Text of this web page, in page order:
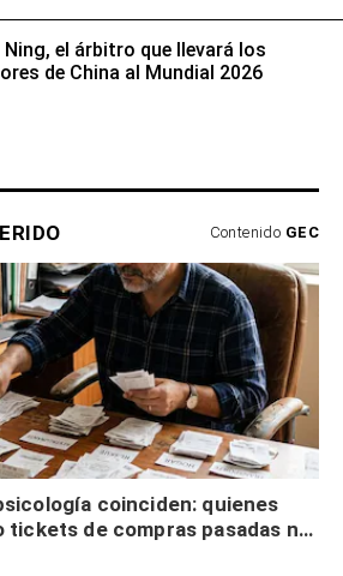
Ning, el árbitro que llevará los
de China al Mundial 2026
Contenido GEC
coinciden: quienes
tickets de compras pasadas no
sino que tienen necesidad de